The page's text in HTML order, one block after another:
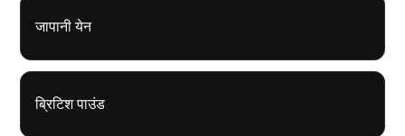
जापानी येन
ब्रिटिश पाउंड